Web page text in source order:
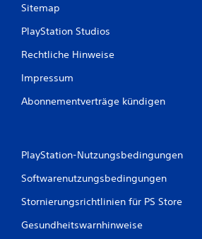
Sitemap
PlayStation Studios
Rechtliche Hinweise
Impressum
Abonnementverträge kündigen
PlayStation-Nutzungsbedingungen
Softwarenutzungsbedingungen
Stornierungsrichtlinien für PS Store
Gesundheitswarnhinweise